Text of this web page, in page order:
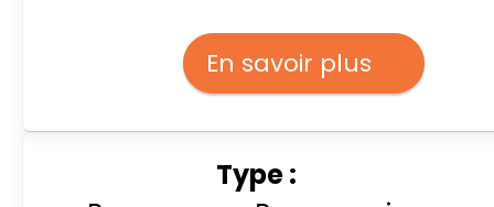
En savoir plus
Type :